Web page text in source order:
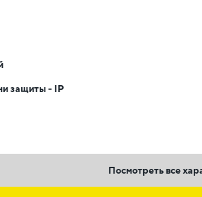
защиты - IP
Посмотреть все